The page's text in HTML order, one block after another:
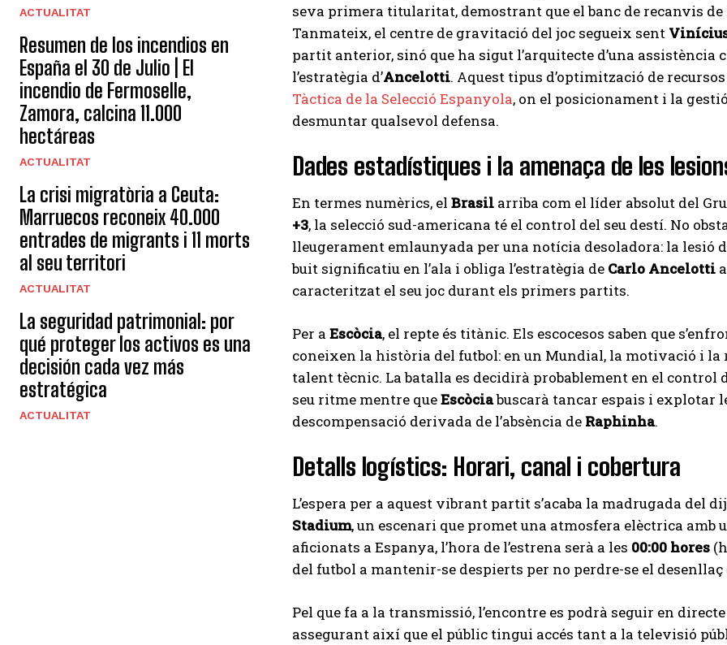
ACTUALITAT
Resumen de los incendios en
España el 30 de Julio | El
incendio de Fermoselle,
Zamora, calcina 11.000
hectáreas
ACTUALITAT
La crisi migratòria a Ceuta:
Marruecos reconeix 40.000
entrades de migrants i 11 morts
al seu territori
ACTUALITAT
La seguridad patrimonial: por
qué proteger los activos es una
decisión cada vez más
estratégica
ACTUALITAT
seva primera titularitat, demostrant que el banc de recanvis de
Tanmateix, el centre de gravitació del joc segueix sent
partit anterior, sinó que ha sigut l’arquitecte d’una assistència
l’estratègia d’Ancelotti. Aquest tipus d’optimització de
Tàctica de la Selecció Espanyola, on el posicionament i la
desmuntar qualsevol defensa.
Dades estadístiques i la amenaça de les
En termes numèrics, el Brasil arriba com el líder absolut del
+3, la selecció sud-americana té el control del seu destí. No
lleugerament emlaunyada per una notícia desoladora: la lesió
buit significatiu en l’ala i obliga l’estratègia de Carlo Ancelotti
caracteritzat el seu joc durant els primers partits.
Per a Escòcia, el repte és titànic. Els escocesos saben que
coneixen la història del futbol: en un Mundial, la motivació i
talent tècnic. La batalla es decidirà probablement en el control
seu ritme mentre queEscòciabuscarà tancar espais i explotar
descompensació derivada de l’absència de Raphinha.
Detalls logístics: Horari, canal i cobertura
L’espera per a aquest vibrant partit s’acaba la madrugada del
Stadium, un escenari que promet una atmosfera elèctrica
aficionats a Espanya, l’hora de l’estrena serà a les 00:00 hores
del futbol a mantenir-se despierts per no perdre-se el desenllaç
Pel que fa a la transmissió, l’encontre es podrà seguir en
assegurant així que el públic tingui accés tant a la televisió